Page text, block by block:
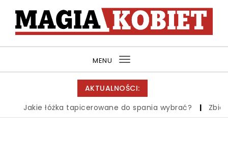
MENU
Toggle
navigation
AKTUALNOŚCI:
Jakie łóżka tapicerowane do spania wybrać? | Zbiór